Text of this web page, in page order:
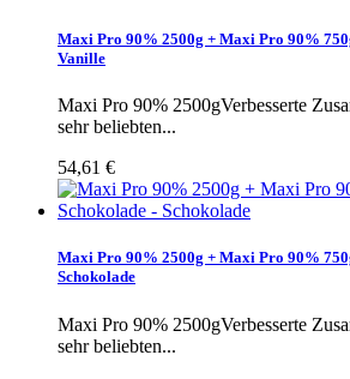
Maxi Pro 90% 2500g + Maxi Pro 90%
Vanille
Maxi Pro 90% 2500gVerbesserte
sehr beliebten...
54,61 €
Maxi Pro 90% 2500g + Maxi Pro 90%
Schokolade
Maxi Pro 90% 2500gVerbesserte
sehr beliebten...